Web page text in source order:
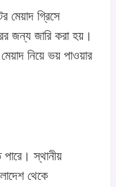
মেয়াদ গ্রিসে
জন্য জারি করা হয়।
নিয়ে ভয় পাওয়ার
স্থানীয়
থেকে